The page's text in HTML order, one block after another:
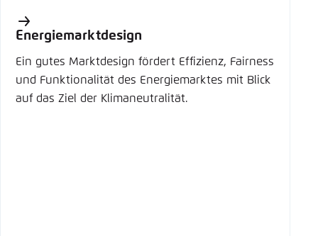
Energiemarktdesign
Ein gutes Marktdesign fördert Effizienz, Fairness
und Funktionalität des Energiemarktes mit Blick
auf das Ziel der Klimaneutralität.